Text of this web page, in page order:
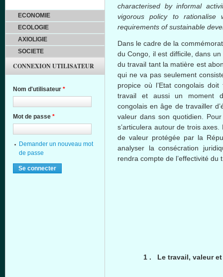
characterised by informal
vigorous policy torationalise
requirements of sustainable
Dans le cadre de la
du Congo, il est difficile,dans un
du travail tantla matière est
qui neva passeulement
propice où l’Etat congolais doit
travail et aussiun moment
congolais enâge de travailler
valeur dans son quotidien .
s’articulera autourde troisaxes.
devaleur protégée par la
analyser la consécration
rendra compte de l’effectivité du
1 . Le travail, valeuret
ECONOMIE
ECOLOGIE
AXIOLIGIE
SOCIETE
CONNEXION UTILISATEUR
Nom d'utilisateur *
Mot de passe *
Demander un nouveau mot
de passe